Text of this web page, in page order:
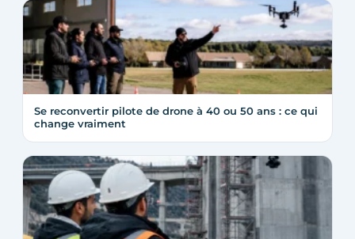
Se reconvertir pilote de drone à 40 ou 50 ans : ce qui
change vraiment